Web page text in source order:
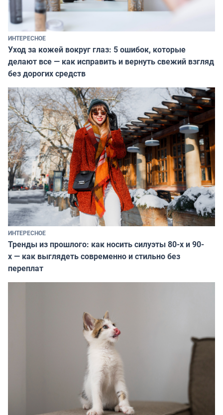
ИНТЕРЕСНОЕ
Уход за кожей вокруг глаз: 5 ошибок, которые
делают все — как исправить и вернуть свежий взгляд
без дорогих средств
ИНТЕРЕСНОЕ
Тренды из прошлого: как носить силуэты 80-х и 90-
х — как выглядеть современно и стильно без
переплат